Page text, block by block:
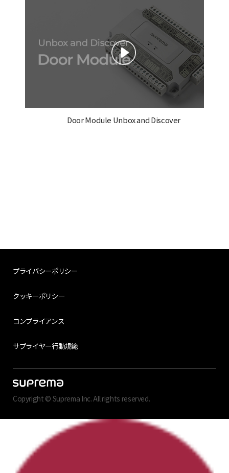
Door Module Unbox and Discover
プライバシーポリシー
クッキーポリシー
コンプライアンス
サプライヤー行動規範
Copyright © Suprema Inc. All rights reserved.